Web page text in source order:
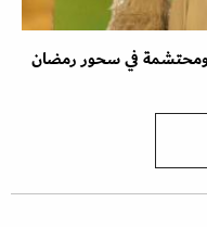
ومحتشمة في سحور رمضان